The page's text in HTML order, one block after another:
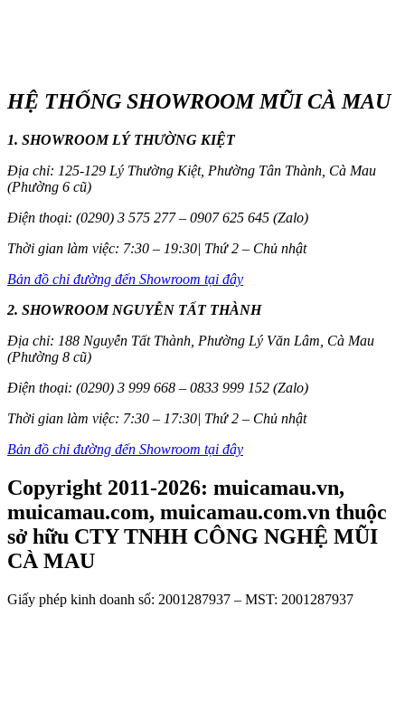
HỆ THỐNG SHOWROOM MŨI CÀ MAU
1. SHOWROOM LÝ THƯỜNG KIỆT
Địa chỉ: 125-129 Lý Thường Kiệt, Phường Tân Thành, Cà Mau
(Phường 6 cũ)
Điện thoại: (0290) 3 575 277 – 0907 625 645 (Zalo)
Thời gian làm việc: 7:30 – 19:30| Thứ 2 – Chủ nhật
Bản đồ chỉ đường đến Showroom tại đây
2. SHOWROOM NGUYỄN TẤT THÀNH
Địa chỉ: 188 Nguyễn Tất Thành, Phường Lý Văn Lâm, Cà Mau
(Phường 8 cũ)
Điện thoại: (0290) 3 999 668 – 0833 999 152 (Zalo)
Thời gian làm việc: 7:30 – 17:30| Thứ 2 – Chủ nhật
Bản đồ chỉ đường đến Showroom tại đây
Copyright 2011-2026: muicamau.vn,
muicamau.com, muicamau.com.vn thuộc
sở hữu CTY TNHH CÔNG NGHỆ MŨI
CÀ MAU
Giấy phép kinh doanh số: 2001287937 – MST: 2001287937